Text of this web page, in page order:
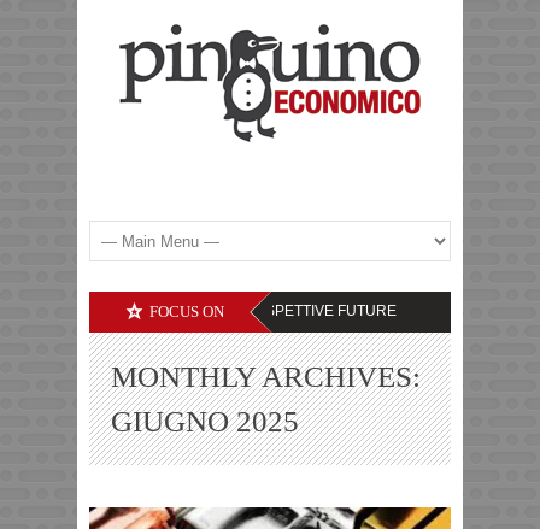
FOCUS ON
ALTRE COMMODITIES – LE PROSPETTIVE FUTURE DEBITI DELLE
MONTHLY ARCHIVES:
GIUGNO 2025